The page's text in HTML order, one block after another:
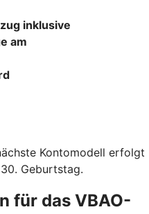
inklusive
am
Kontomodell erfolgt
Geburtstag.
für das VBAO-